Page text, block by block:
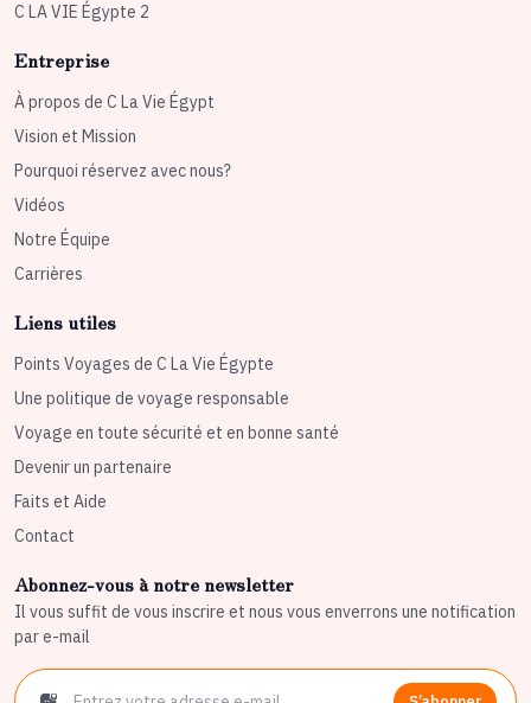
C LA VIE Égypte 2
Entreprise
À propos de C La Vie Égypt
Vision et Mission
Pourquoi réservez avec nous?
Vidéos
Notre Équipe
Carrières
Liens utiles
Points Voyages de C La Vie Égypte
Une politique de voyage responsable
Voyage en toute sécurité et en bonne santé
Devenir un partenaire
Faits et Aide
Contact
Abonnez-vous à notre newsletter
Il vous suffit de vous inscrire et nous vous enverrons une notification
par e-mail